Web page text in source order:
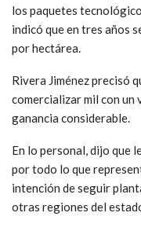
los paquetes
indicó que en tres años
por hectárea.
Rivera Jiménez precisó
comercializar mil con un
ganancia considerable.
En lo personal, dijo que
por todo lo que
intención de seguir
otras regiones del